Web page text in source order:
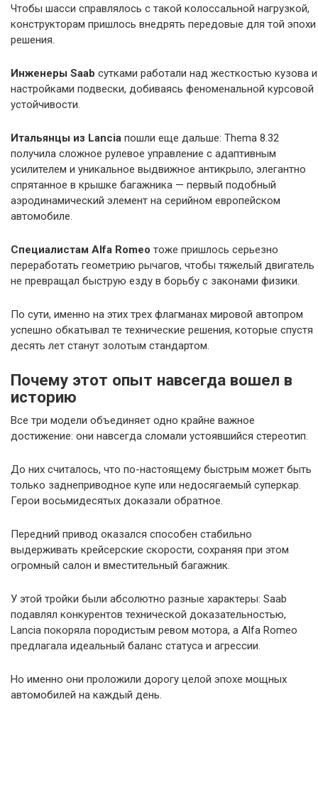
Чтобы шасси справлялось с такой колоссальной нагрузкой,
конструкторам пришлось внедрять передовые для той эпохи
решения.
Инженеры Saab сутками работали над жесткостью кузова и
настройками подвески, добиваясь феноменальной курсовой
устойчивости.
Итальянцы из Lancia пошли еще дальше: Thema 8.32
получила сложное рулевое управление с адаптивным
усилителем и уникальное выдвижное антикрыло, элегантно
спрятанное в крышке багажника — первый подобный
аэродинамический элемент на серийном европейском
автомобиле.
Специалистам Alfa Romeo тоже пришлось серьезно
переработать геометрию рычагов, чтобы тяжелый двигатель
не превращал быструю езду в борьбу с законами физики.
По сути, именно на этих трех флагманах мировой автопром
успешно обкатывал те технические решения, которые спустя
десять лет станут золотым стандартом.
Почему этот опыт навсегда вошел в
историю
Все три модели объединяет одно крайне важное
достижение: они навсегда сломали устоявшийся стереотип.
До них считалось, что по-настоящему быстрым может быть
только заднеприводное купе или недосягаемый суперкар.
Герои восьмидесятых доказали обратное.
Передний привод оказался способен стабильно
выдерживать крейсерские скорости, сохраняя при этом
огромный салон и вместительный багажник.
У этой тройки были абсолютно разные характеры: Saab
подавлял конкурентов технической доказательностью,
Lancia покоряла породистым ревом мотора, а Alfa Romeo
предлагала идеальный баланс статуса и агрессии.
Но именно они проложили дорогу целой эпохе мощных
автомобилей на каждый день.